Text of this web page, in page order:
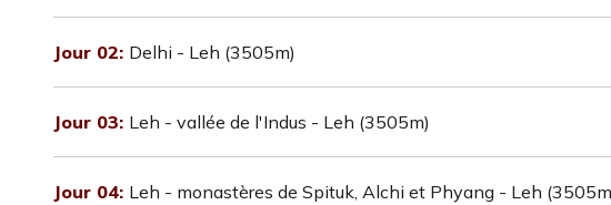
Jour 02: Delhi - Leh (3505m)
Jour 03: Leh - vallée de l'Indus - Leh (3505m)
Jour 04: Leh - monastères de Spituk, Alchi et Phyang - Leh